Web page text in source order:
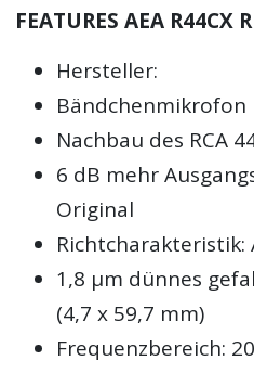
FEATURES AEA R44CX
Hersteller:
Bändchenmikrofon
Nachbau des RCA
6 dB mehr
Original
Richtcharakteristik:
1,8 µm dünnes
(4,7 x 59,7 mm)
Frequenzbereich: